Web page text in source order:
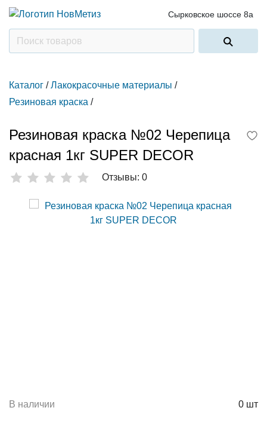
Сырковское шоссе 8а
Каталог / Лакокрасочные материалы /
Резиновая краска /
Резиновая краска №02 Черепица
красная 1кг SUPER DECOR
Отзывы: 0
В наличии 0 шт